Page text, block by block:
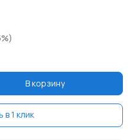
В корзину
в 1 клик